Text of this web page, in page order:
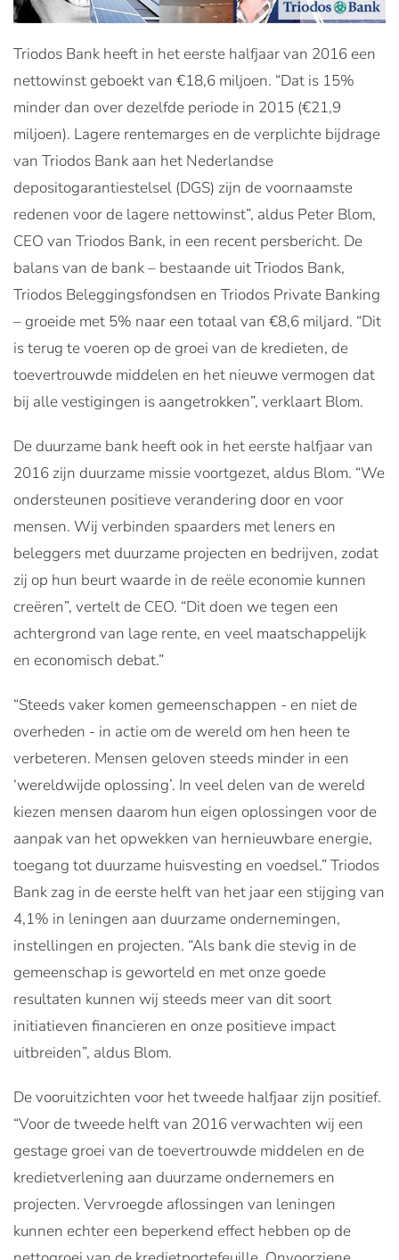
Triodos Bank heeft in het eerste halfjaar van 2016 een
nettowinst geboekt van €18,6 miljoen. “Dat is 15%
minder dan over dezelfde periode in 2015 (€21,9
miljoen). Lagere rentemarges en de verplichte bijdrage
van Triodos Bank aan het Nederlandse
depositogarantiestelsel (DGS) zijn de voornaamste
redenen voor de lagere nettowinst”, aldus Peter Blom,
CEO van Triodos Bank, in een recent persbericht. De
balans van de bank – bestaande uit Triodos Bank,
Triodos Beleggingsfondsen en Triodos Private Banking
– groeide met 5% naar een totaal van €8,6 miljard. “Dit
is terug te voeren op de groei van de kredieten, de
toevertrouwde middelen en het nieuwe vermogen dat
bij alle vestigingen is aangetrokken”, verklaart Blom.
De duurzame bank heeft ook in het eerste halfjaar van
2016 zijn duurzame missie voortgezet, aldus Blom. “We
ondersteunen positieve verandering door en voor
mensen. Wij verbinden spaarders met leners en
beleggers met duurzame projecten en bedrijven, zodat
zij op hun beurt waarde in de reële economie kunnen
creëren”, vertelt de CEO. “Dit doen we tegen een
achtergrond van lage rente, en veel maatschappelijk
en economisch debat.”
“Steeds vaker komen gemeenschappen - en niet de
overheden - in actie om de wereld om hen heen te
verbeteren. Mensen geloven steeds minder in een
‘wereldwijde oplossing’. In veel delen van de wereld
kiezen mensen daarom hun eigen oplossingen voor de
aanpak van het opwekken van hernieuwbare energie,
toegang tot duurzame huisvesting en voedsel.” Triodos
Bank zag in de eerste helft van het jaar een stijging van
4,1% in leningen aan duurzame ondernemingen,
instellingen en projecten. “Als bank die stevig in de
gemeenschap is geworteld en met onze goede
resultaten kunnen wij steeds meer van dit soort
initiatieven financieren en onze positieve impact
uitbreiden”, aldus Blom.
De vooruitzichten voor het tweede halfjaar zijn positief.
“Voor de tweede helft van 2016 verwachten wij een
gestage groei van de toevertrouwde middelen en de
kredietverlening aan duurzame ondernemers en
projecten. Vervroegde aflossingen van leningen
kunnen echter een beperkend effect hebben op de